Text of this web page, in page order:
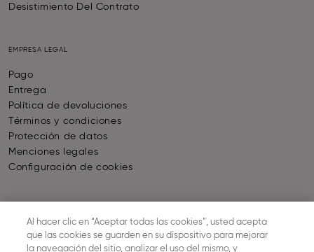
Desistimiento Del Contrato
EMPRESA LEGAL
Pago
Entrega
Política de devoluciones
Términos y condiciones
Protección de datos
Menciones legales
Configuración de cookies
Al hacer clic en “Aceptar todas las cookies”, usted acepta
que las cookies se guarden en su dispositivo para mejorar
la navegación del sitio, analizar el uso del mismo, y